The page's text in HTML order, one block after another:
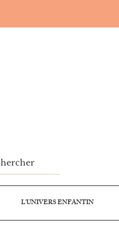
L'UNIVERS ENFANTIN